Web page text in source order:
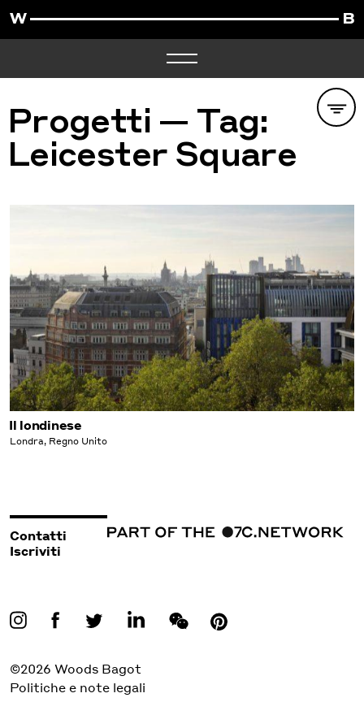
Progetti — Tag:
Leicester Square
Il londinese
Londra, Regno Unito
Contatti
Iscriviti
©2026 Woods Bagot
Politiche e note legali